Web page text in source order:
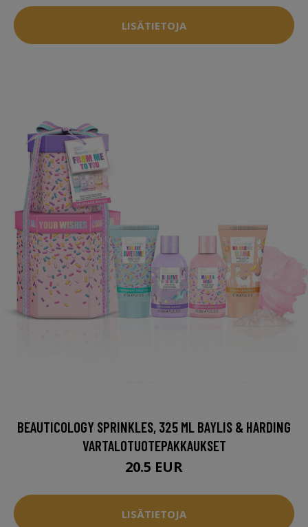
LISÄTIETOJA
BEAUTICOLOGY SPRINKLES, 325 ML BAYLIS & HARDING
VARTALOTUOTEPAKKAUKSET
20.5 EUR
LISÄTIETOJA